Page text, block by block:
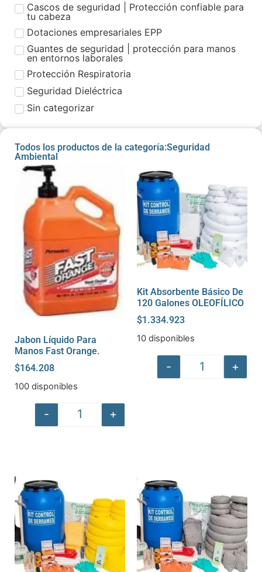
Cascos de seguridad | Protección confiable para
tu cabeza
Dotaciones empresariales EPP
Guantes de seguridad | protección para manos
en entornos laborales
Protección Respiratoria
Seguridad Dieléctrica
Sin categorizar
Todos los productos de la categoría:Seguridad
Ambiental
Jabon Líquido Para
Manos Fast Orange.
$164.208
100 disponibles
- +
Kit Absorbente Básico De
120 Galones OLEOFÍLICO
$1.334.923
10 disponibles
- +